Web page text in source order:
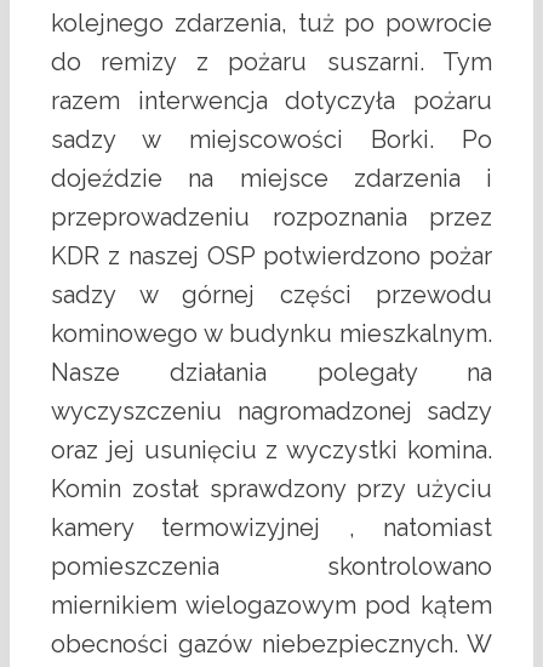
kolejnego zdarzenia, tuż po powrocie
do remizy z pożaru suszarni. Tym
razem interwencja dotyczyła pożaru
sadzy w miejscowości Borki. Po
dojeździe na miejsce zdarzenia i
przeprowadzeniu rozpoznania przez
KDR z naszej OSP potwierdzono pożar
sadzy w górnej części przewodu
kominowego w budynku mieszkalnym.
Nasze działania polegały na
wyczyszczeniu nagromadzonej sadzy
oraz jej usunięciu z wyczystki komina.
Komin został sprawdzony przy użyciu
kamery termowizyjnej , natomiast
pomieszczenia skontrolowano
miernikiem wielogazowym pod kątem
obecności gazów niebezpiecznych. W